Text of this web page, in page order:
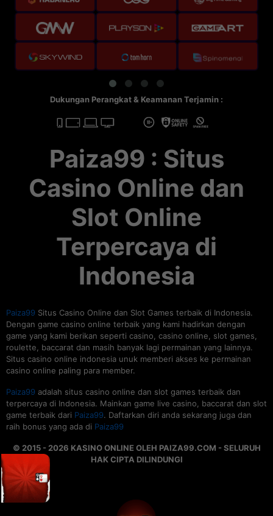
Dukungan Perangkat & Keamanan Terjamin :
Paiza99 : Situs
Casino Online dan
Slot Online
Terpercaya di
Indonesia
Paiza99 Situs Casino Online dan Slot Games terbaik di Indonesia.
Dengan game casino online terbaik yang kami hadirkan dengan
game yang kami berikan seperti casino, casino online, slot games,
roulette, baccarat dan masih banyak lagi permainan yang lainnya.
Situs casino online indonesia unuk memberi akses ke permainan
casino online paling para member.
Paiza99 adalah situs casino online dan slot games terbaik dan
terpercaya di Indonesia. Mainkan game live casino, baccarat dan slot
game terbaik dari Paiza99. Daftarkan diri anda sekarang juga dan
raih bonus yang ada di Paiza99
© 2015 - 2026 KASINO ONLINE OLEH PAIZA99.COM - SELURUH
HAK CIPTA DILINDUNGI